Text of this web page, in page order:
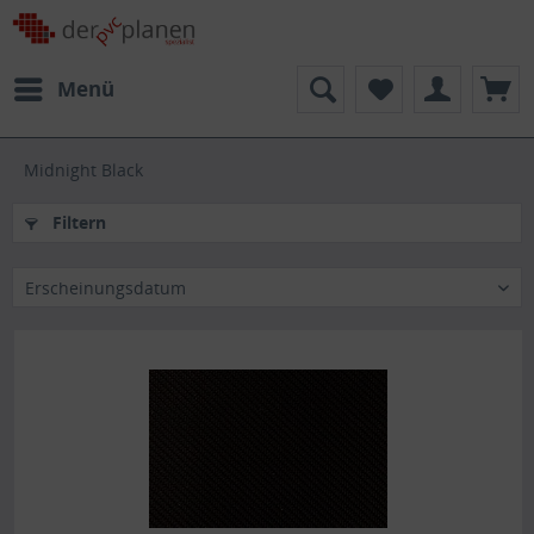
Menü
Midnight Black
Filtern
Erscheinungsdatum